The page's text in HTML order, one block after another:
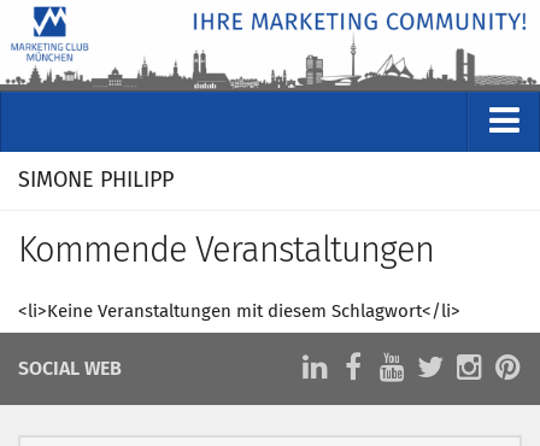
VERANSTALTUNGEN
Rückblicke
SIMONE PHILIPP
Kommende Veranstaltungen
<li>Keine Veranstaltungen mit diesem Schlagwort</li>
SOCIAL WEB